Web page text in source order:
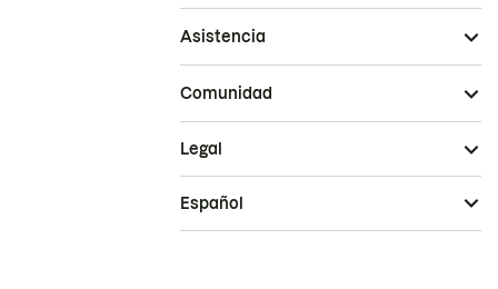
Asistencia
Comunidad
Legal
Español